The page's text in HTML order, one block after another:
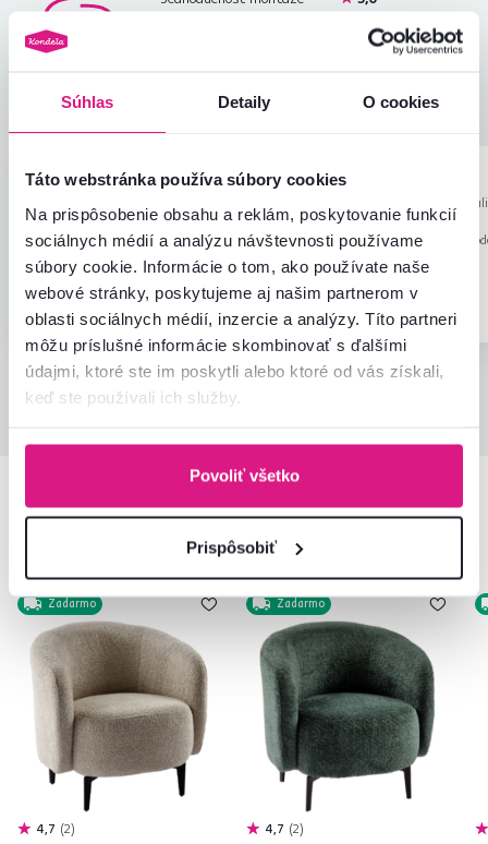
Súhlas Detaily O cookies
Táto webstránka používa súbory cookies
Na prispôsobenie obsahu a reklám, poskytovanie funkcií
sociálnych médií a analýzu návštevnosti používame
súbory cookie. Informácie o tom, ako používate naše
webové stránky, poskytujeme aj našim partnerom v
oblasti sociálnych médií, inzercie a analýzy. Títo partneri
môžu príslušné informácie skombinovať s ďalšími
údajmi, ktoré ste im poskytli alebo ktoré od vás získali,
keď ste používali ich služby.
Povoliť všetko
Prispôsobiť
4,7
4,5
4,5
Pomer hodnoty a ceny
4,5
Janka Š.
Slovensko
5hviezdičiek
Recenzia pre rovnaký model, avšak v inom
prevedení.
Overený nákup
29.12.2025,
Slovensko
Recenzia pre rovnaký
prevedení.
Všetky recenzie
Podobné produkty
Zadarmo
4,7 2
Zadarmo
4,7 2